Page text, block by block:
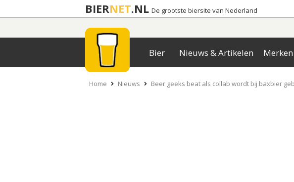
BIERNET.NL De grootste biersite van Nederland
Bier Nieuws & Artikelen Merken
Home Nieuws Beer geeks beat als collab wordt bij baxbier